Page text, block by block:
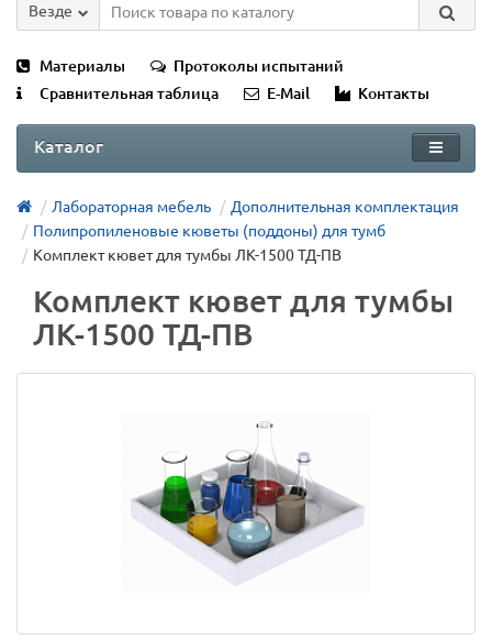
Везде
Материалы
Протоколы испытаний
Сравнительная таблица
E-Mail Контакты
Каталог
Лабораторная мебель
Дополнительная комплектация
Полипропиленовые кюветы (поддоны) для тумб
Комплект кювет для тумбы ЛК-1500 ТД-ПВ
Комплект кювет для тумбы
ЛК-1500 ТД-ПВ